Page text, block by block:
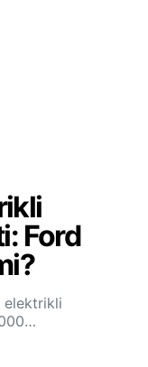
Ford
elektrikli